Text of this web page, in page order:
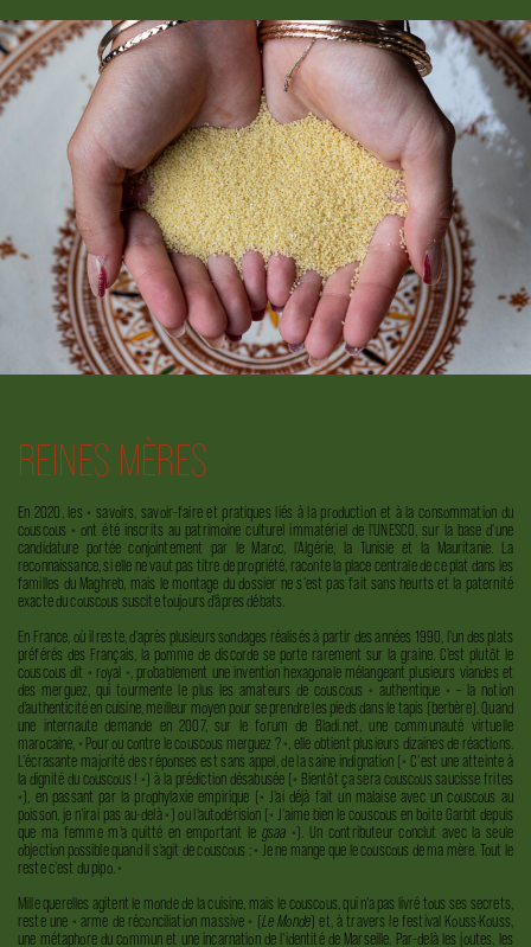
REINES MÈRES
En 2020, les « savoirs, savoir-faire et pratiques liés à la production et à la consommation du
couscous » ont été inscrits au patrimoine culturel immatériel de l'UNESCO, sur la base d'une
candidature portée conjointement par le Maroc, l'Algérie, la Tunisie et la Mauritanie. La
reconnaissance, si elle ne vaut pas titre de propriété, raconte la place centrale de ce plat dans les
familles du Maghreb, mais le montage du dossier ne s'est pas fait sans heurts et la paternité
exacte du couscous suscite toujours d'âpres débats.
En France, où il reste, d'après plusieurs sondages réalisés à partir des années 1990, l'un des plats
préférés des Français, la pomme de discorde se porte rarement sur la graine. C’est plutôt le
couscous dit « royal », probablement une invention hexagonale mélangeant plusieurs viandes et
des merguez, qui tourmente le plus les amateurs de couscous « authentique » – la notion
d’authenticité en cuisine, meilleur moyen pour se prendre les pieds dans le tapis (berbère). Quand
une internaute demande en 2007, sur le forum de Bladi.net, une communauté virtuelle
marocaine, « Pour ou contre le couscous merguez ? », elle obtient plusieurs dizaines de réactions.
L'écrasante majorité des réponses est sans appel, de la saine indignation (« C'est une atteinte à
la dignité du couscous ! ») à la prédiction désabusée (« Bientôt ça sera couscous saucisse frites
»), en passant par la prophylaxie empirique (« J'ai déjà fait un malaise avec un couscous au
poisson, je n'irai pas au-delà ») ou l'autodérision (« J'aime bien le couscous en boite Garbit depuis
que ma femme m'a quitté en emportant le gsaa »). Un contributeur conclut avec la seule
objection possible quand il s'agit de couscous : « Je ne mange que le couscous de ma mère. Tout le
reste c'est du pipo. »
Mille querelles agitent le monde de la cuisine, mais le couscous, qui n’a pas livré tous ses secrets,
reste une « arme de réconciliation massive » (Le Monde) et, à travers le festival Kouss·Kouss,
une métaphore du commun et une incarnation de l’identité de Marseille. Par-delà les joutes, les